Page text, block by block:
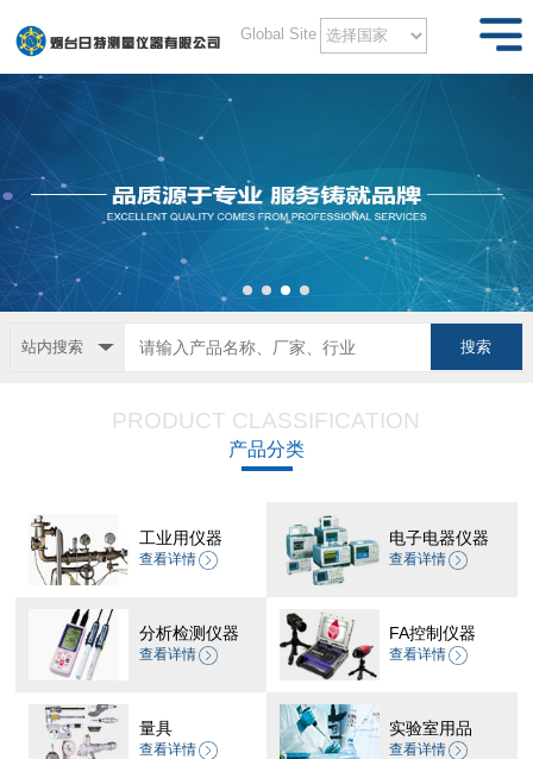
Global Site
站内搜索
PRODUCT CLASSIFICATION
产品分类
工业用仪器
查看详情
电子电器仪器
查看详情
分析检测仪器
查看详情
FA控制仪器
查看详情
量具
查看详情
实验室用品
查看详情